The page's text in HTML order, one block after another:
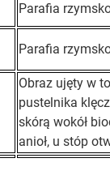
Parafia
Parafia
Obraz ujęty w
pustelnika
skórą wokół
anioł, u stóp